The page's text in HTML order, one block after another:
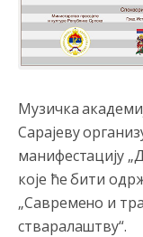
Музичка
Сарајеву
манифестацију
које ће бити
„Савремено и
стваралаштву“.